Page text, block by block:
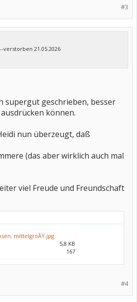
#3
verstorben 21.05.2026
supergut geschrieben, besser
können.
nun überzeugt, daß
(das aber wirklich auch mal
viel Freude und Freundschaft
mittelgroÃŸ.jpg
5,8 KB
167
#4